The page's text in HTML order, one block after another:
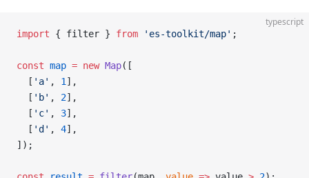
typescript
import { filter } from 'es-toolkit/map' ;
const map = new Map([
  [
'a' , 1 ],
  [
'b' , 2],
  [
'c' , 3],
  [
'd' , 4],
]);